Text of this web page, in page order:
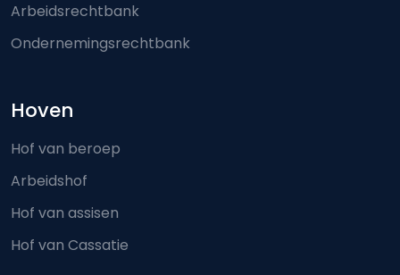
Arbeidsrechtbank
Ondernemingsrechtbank
Hoven
Hof van beroep
Arbeidshof
Hof van assisen
Hof van Cassatie